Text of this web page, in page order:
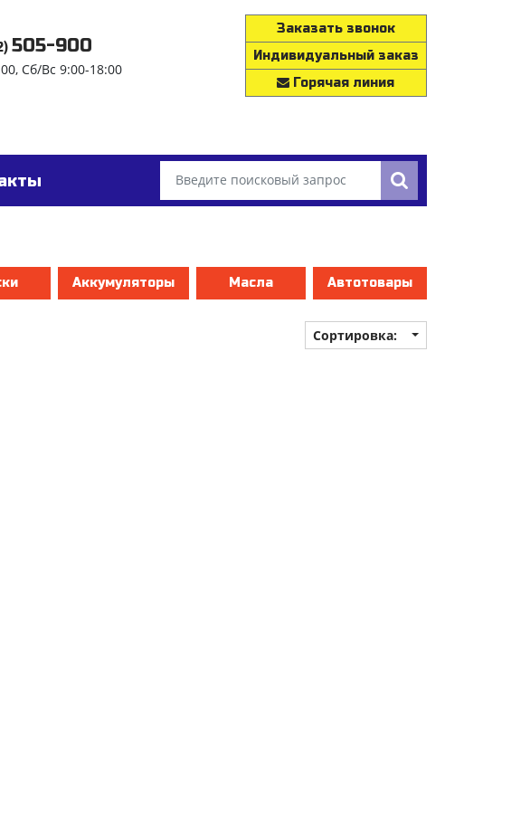
505-900
Сб/Вс 9:00-18:00
Заказать звонок
Индивидуальный заказ
Горячая линия
Аккумуляторы Масла Автотовары
Сортировка: